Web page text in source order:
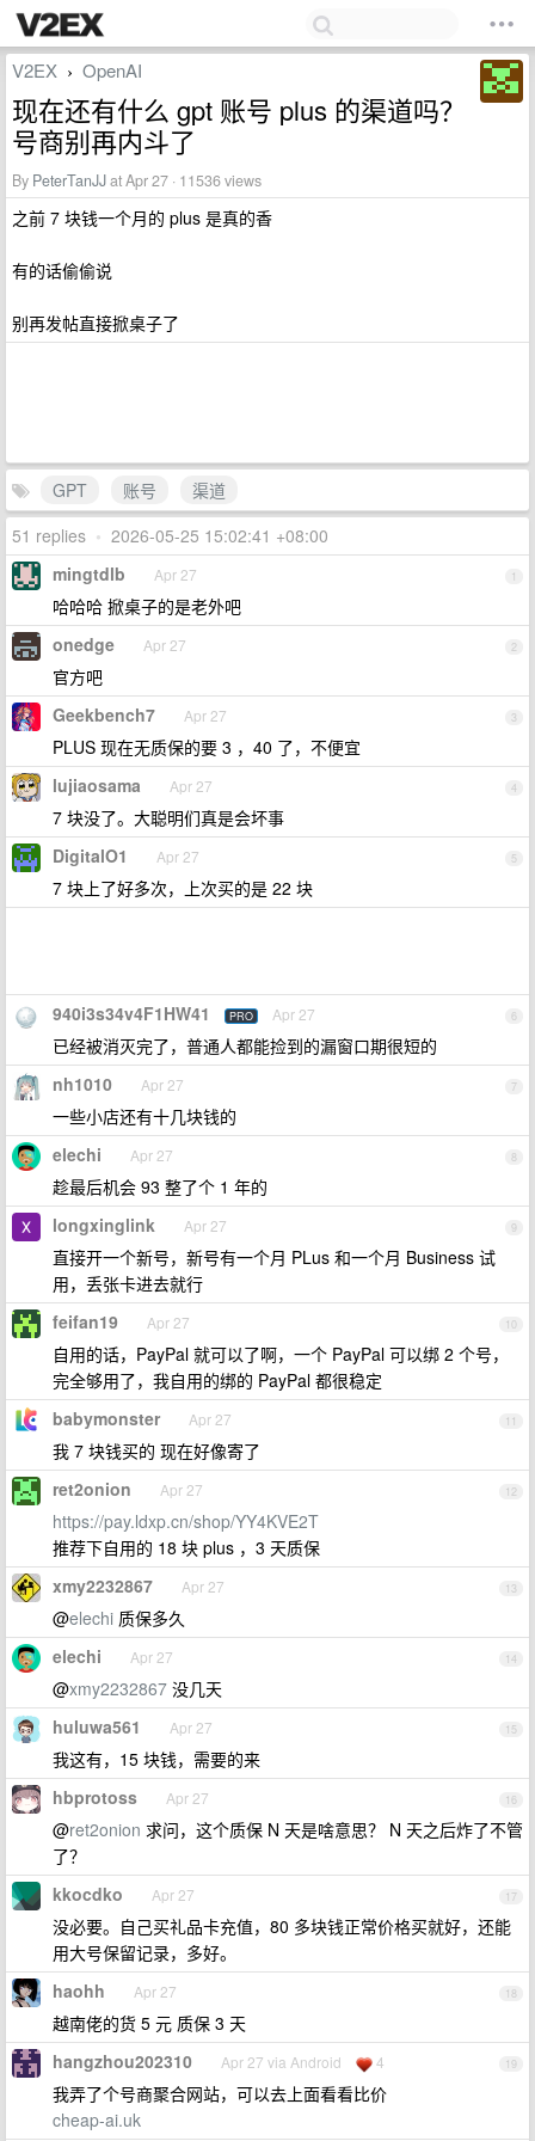
V2EX › OpenAI
现在还有什么 gpt 账号 plus 的渠道吗？
号商别再内斗了
By PeterTanJJat Apr 27 · 11536 views
之前 7 块钱一个月的 plus 是真的香
有的话偷偷说
别再发帖直接掀桌子了
GPT 账号
渠道
51 replies • 2026-05-25 15:02:41 +08:00
1
mingtdlb Apr 27
哈哈哈 掀桌子的是老外吧
2
onedge Apr 27
官方吧
3
Geekbench7 Apr 27
PLUS 现在无质保的要 3 ，40 了，不便宜
4
lujiaosama Apr 27
7 块没了。大聪明们真是会坏事
5
DigitalO1 Apr 27
7 块上了好多次，上次买的是 22 块
6
940i3s34v4F1HW41 PRO Apr 27
已经被消灭完了，普通人都能捡到的漏窗口期很短的
7
nh1010 Apr 27
一些小店还有十几块钱的
8
elechi Apr 27
趁最后机会 93 整了个 1 年的
9
longxinglink Apr 27
直接开一个新号，新号有一个月 PLus 和一个月 Business 试
用，丢张卡进去就行
10
feifan19 Apr 27
自用的话，PayPal 就可以了啊，一个 PayPal 可以绑 2 个号，
完全够用了，我自用的绑的 PayPal 都很稳定
11
babymonster Apr 27
我 7 块钱买的 现在好像寄了
12
ret2onion Apr 27
https://pay.ldxp.cn/shop/YY4KVE2T
推荐下自用的 18 块 plus ，3 天质保
13
xmy2232867 Apr 27
@elechi 质保多久
14
elechi Apr 27
@xmy2232867 没几天
15
huluwa561 Apr 27
我这有，15 块钱，需要的来
16
hbprotoss Apr 27
@ret2onion 求问，这个质保 N 天是啥意思？ N 天之后炸了不管
了？
17
kkocdko Apr 27
没必要。自己买礼品卡充值，80 多块钱正常价格买就好，还能
用大号保留记录，多好。
18
haohh Apr 27
越南佬的货 5 元 质保 3 天
19
hangzhou202310 Apr 27 via Android 4
我弄了个号商聚合网站，可以去上面看看比价
cheap-ai.uk